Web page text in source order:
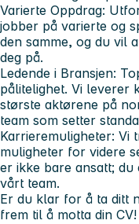
Varierte Oppdrag:
jobber på varierte og
den samme, og du vil
deg på.
Ledende i Bransjen:
pålitelighet. Vi leverer
største aktørene på
team som setter
Karrieremuligheter: Vi
muligheter for videre
er ikke bare ansatt;
vårt team.
Er du klar for å ta ditt
frem til å motta din CV!